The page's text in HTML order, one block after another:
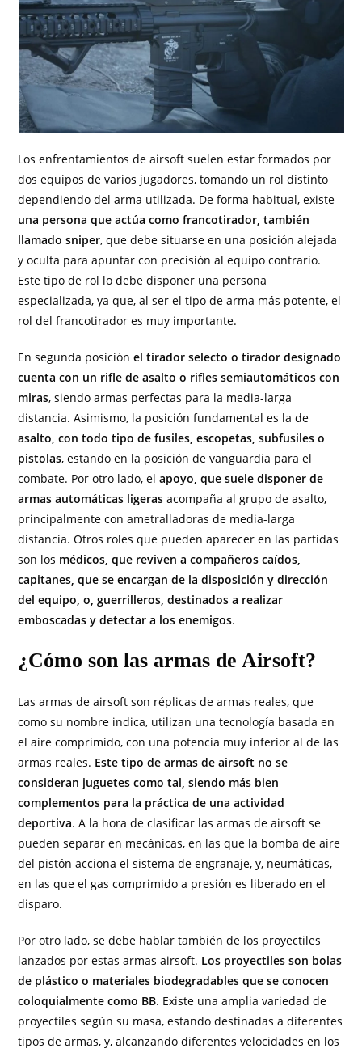
Los enfrentamientos de airsoft suelen estar formados por
dos equipos de varios jugadores, tomando un rol distinto
dependiendo del arma utilizada. De forma habitual, existe
una persona que actúa como francotirador, también
llamado sniper, que debe situarse en una posición alejada
y oculta para apuntar con precisión al equipo contrario.
Este tipo de rol lo debe disponer una persona
especializada, ya que, al ser el tipo de arma más potente, el
rol del francotirador es muy importante.
En segunda posiciónel tirador selecto o tirador designado
cuenta con un rifle de asalto o rifles semiautomáticos con
miras, siendo armas perfectas para la media-larga
distancia. Asimismo, la posición fundamental es la de
asalto, con todo tipo de fusiles, escopetas, subfusiles o
pistolas, estando en la posición de vanguardia para el
combate. Por otro lado, el apoyo, que suele disponer de
armas automáticas ligeras acompaña al grupo de asalto,
principalmente con ametralladoras de media-larga
distancia. Otros roles que pueden aparecer en las partidas
son los médicos, que reviven a compañeros caídos,
capitanes, que se encargan de la disposición y dirección
del equipo, o, guerrilleros, destinados a realizar
emboscadas y detectar a los enemigos.
¿Cómo son las armas de Airsoft?
Las armas de airsoft son réplicas de armas reales, que
como su nombre indica, utilizan una tecnología basada en
el aire comprimido, con una potencia muy inferior al de las
armas reales. Este tipo de armas de airsoft no se
consideran juguetes como tal, siendo más bien
complementos para la práctica de una actividad
deportiva. A la hora de clasificar las armas de airsoft se
pueden separar en mecánicas, en las que la bomba de aire
del pistón acciona el sistema de engranaje, y, neumáticas,
en las que el gas comprimido a presión es liberado en el
disparo.
Por otro lado, se debe hablar también de los proyectiles
lanzados por estas armas airsoft. Los proyectiles son bolas
de plástico o materiales biodegradables que se conocen
coloquialmente como BB. Existe una amplia variedad de
proyectiles según su masa, estando destinadas a diferentes
tipos de armas, y, alcanzando diferentes velocidades en los